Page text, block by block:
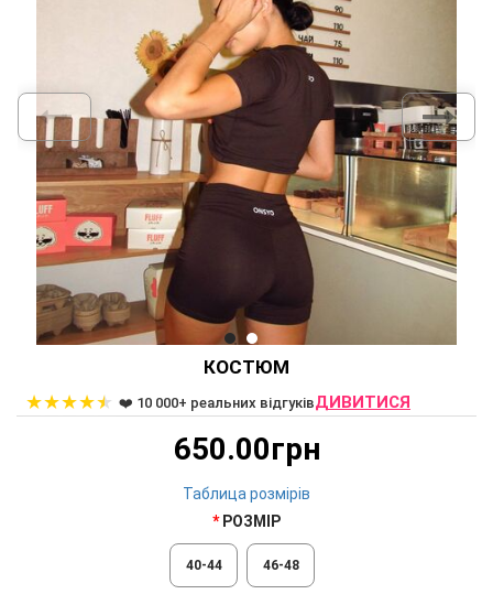
КОСТЮМ
★★★★★ ❤️ 10 000+ реальних відгуківДИВИТИСЯ
650.00грн
Таблица розмірів
РОЗМІР
40-44 46-48